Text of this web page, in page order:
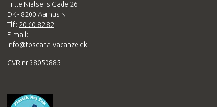
Trille Nielsens Gade 26
DK - 8200 Aarhus N
Tlf.: 20 60 82 82
E-mail:
info@toscana-vacanze.dk
CVR nr 38050885